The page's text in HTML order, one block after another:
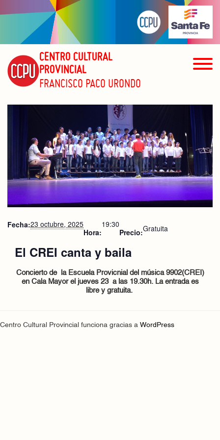
CENTRO CULTURAL
PROVINCIAL
FRANCISCO PACO URONDO
Fecha:23 octubre, 2025
Hora:
19:30
Precio:Gratuita
El CREI canta y baila
Concierto de la Escuela Provicnial del música 9902(CREI)
en Cala Mayor el jueves 23 a las 19.30h. La entrada es
libre y gratuita.
Centro Cultural Provincial funciona gracias a WordPress